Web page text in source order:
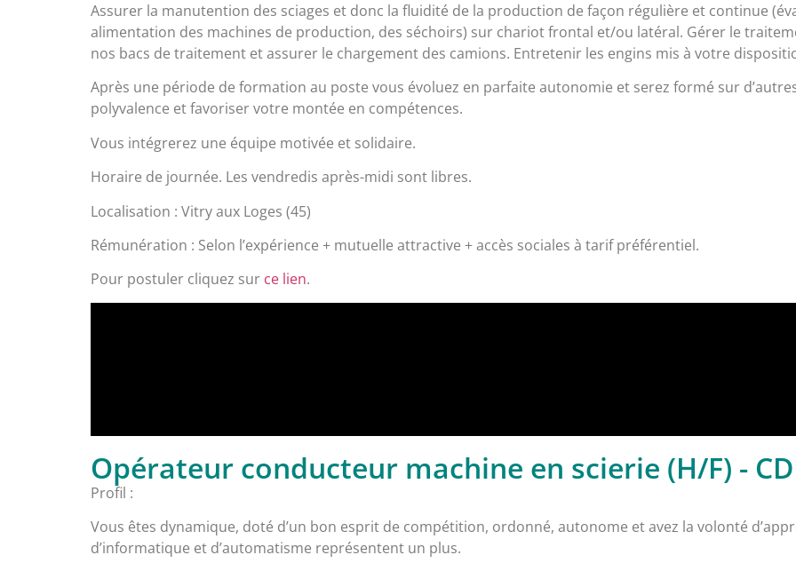
Assurer la manutention des sciages et donc la fluidité de la production de façon régulière et continue
alimentation des machines de production, des séchoirs) sur chariot frontal et/ou latéral. Gérer le
nos bacs de traitement et assurer le chargement des camions. Entretenir les engins mis à votre
Après une période de formation au poste vous évoluez en parfaite autonomie et serez formé sur
polyvalence et favoriser votre montée en compétences.
Vous intégrerez une équipe motivée et solidaire.
Horaire de journée. Les vendredis après-midi sont libres.
Localisation : Vitry aux Loges (45)
Rémunération : Selon l’expérience + mutuelle attractive + accès sociales à tarif préférentiel.
Pour postuler cliquez sur ce lien.
Opérateur conducteur machine en scierie (H/F) -
Profil :
Vous êtes dynamique, doté d’un bon esprit de compétition, ordonné, autonome et avez la volonté
d’informatique et d’automatisme représentent un plus.